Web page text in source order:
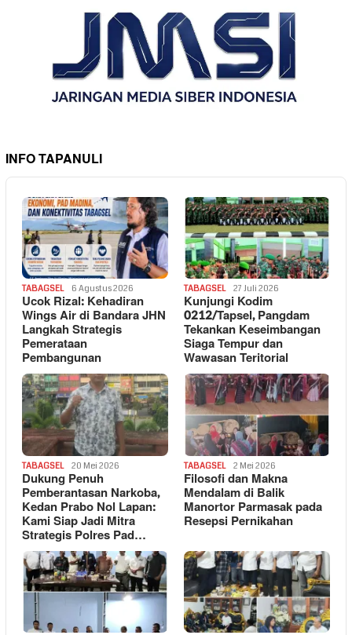
INFO TAPANULI
TABAGSEL 6 Agustus 2026
Ucok Rizal: Kehadiran
Wings Air di Bandara JHN
Langkah Strategis
Pemerataan
Pembangunan
TABAGSEL 27 Juli 2026
Kunjungi Kodim
0212/Tapsel, Pangdam
Tekankan Keseimbangan
Siaga Tempur dan
Wawasan Teritorial
TABAGSEL 20 Mei 2026
Dukung Penuh
Pemberantasan Narkoba,
Kedan Prabo Nol Lapan:
Kami Siap Jadi Mitra
Strategis Polres Pad…
TABAGSEL 2 Mei 2026
Filosofi dan Makna
Mendalam di Balik
Manortor Parmasak pada
Resepsi Pernikahan